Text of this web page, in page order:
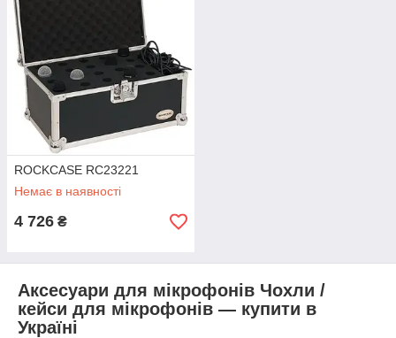
ROCKCASE RC23221
Немає в наявності
4 726 ₴
Аксесуари для мікрофонів Чохли /
кейси для мікрофонів — купити в
Україні